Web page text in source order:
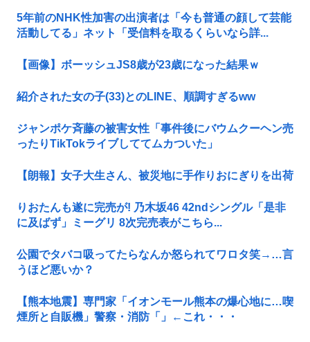
5年前のNHK性加害の出演者は「今も普通の顔して芸能
活動してる」ネット「受信料を取るくらいなら詳...
【画像】ボーッシュJS8歳が23歳になった結果ｗ
紹介された女の子(33)とのLINE、順調すぎるww
ジャンポケ斉藤の被害女性「事件後にバウムクーヘン売
ったりTikTokライブしててムカついた」
【朗報】女子大生さん、被災地に手作りおにぎりを出荷
りおたんも遂に完売が! 乃木坂46 42ndシングル「是非
に及ばず」ミーグリ 8次完売表がこちら...
公園でタバコ吸ってたらなんか怒られてワロタ笑→…言
うほど悪いか？
【熊本地震】専門家「イオンモール熊本の爆心地に…喫
煙所と自販機」警察・消防「」←これ・・・